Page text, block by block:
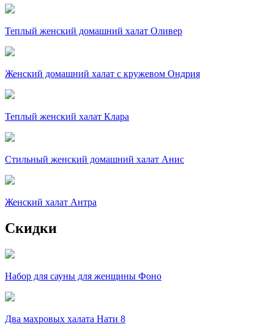
Теплый женский домашний халат Оливер
Женский домашний халат с кружевом Ондрия
Теплый женский халат Клара
Стильный женский домашний халат Анис
Женский халат Антра
Скидки
Набор для сауны для женщины Фоно
Два махровых халата Нати 8